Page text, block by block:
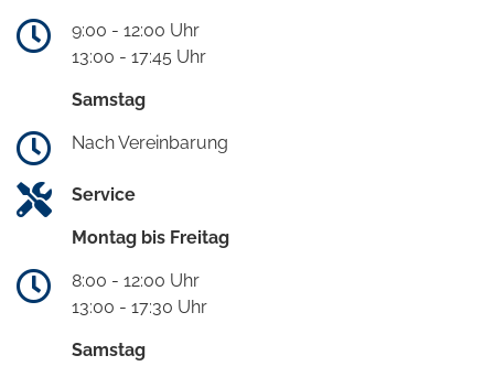
9:00 - 12:00 Uhr
13:00 - 17:45 Uhr
Samstag
Nach Vereinbarung
Service
Montag bis Freitag
8:00 - 12:00 Uhr
13:00 - 17:30 Uhr
Samstag